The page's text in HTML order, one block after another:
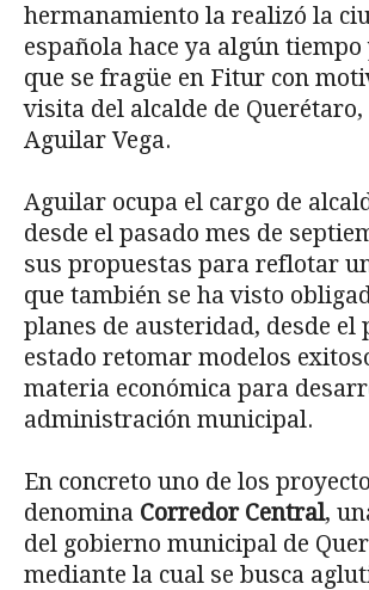
hermanamiento la realizó la
española hace ya algún tiempo
que se fragüe en Fitur con
visita del alcalde de Querétaro,
Aguilar Vega.
Aguilar ocupa el cargo de
desde el pasado mes de
sus propuestas para reflotar
que también se ha visto
planes de austeridad, desde el
estado retomar modelos
materia económica para
administración municipal.
En concreto uno de los
denomina Corredor Central,
del gobierno municipal de
mediante la cual se busca